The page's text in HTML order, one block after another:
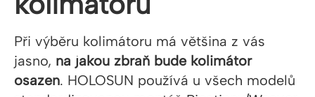
Při výběru kolimátoru má většina z vás
jasno, na jakou zbraň bude kolimátor
osazen. HOLOSUN používá u všech modelů